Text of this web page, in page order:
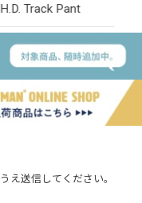
Track Pant
え送信してください。